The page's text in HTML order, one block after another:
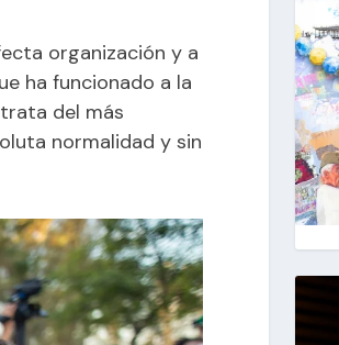
organización y a
ha funcionado a la
del más
normalidad y sin